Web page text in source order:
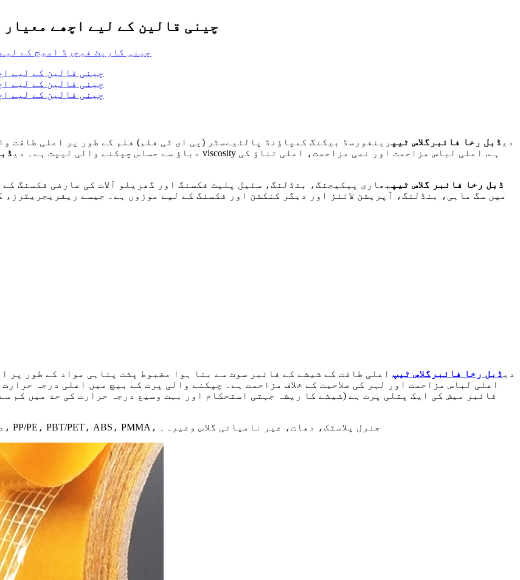
چینی قالین کے لیے اچھے معیار
دی ڈبل رخا فائبرگلاس ٹیپرینفورسڈ بیکنگ کمپاؤنڈ پالئیےسٹر (پی ای ٹی فلم) فلم کے طور پر اعلی طاقت
دباؤ سے حساس چپکنے والی لیپت ہے۔ دی
ڈبل رخا فائبر گلاس ٹیپ بھاری پیکیجنگ، بنڈلنگ، سٹیل پلیٹ فکسنگ اور گھریلو آلات کی عارضی فکسنگ
میں سگ ماہی، بنڈلنگ، آپریشن لائنز اور دیگر کنکشن اور فکسنگ کے لیے موزوں ہے۔ جیسے
دی ڈبل رخا فائبرگلاس ٹیپ اعلی طاقت کے شیشے کے فائبر سوت سے بنا ہوا مضبوط پشت پناہی مواد کے طور پر
فائبر میش کی ایک پتلی پرت ہے (شیشے کا ریشہ جہتی استحکام اور بہت وسیع درجہ حرارت کی حد میں کم
ان مواد پر لاگو کیا جا سکتا ہے: ربڑ، PP/PE، PBT/PET، ABS، PMMA، جنرل پلاسٹک، دھات، غیر نامیاتی گلاس وغیرہ۔